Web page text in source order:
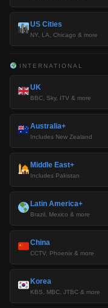
US Cities
NY, LA, Chicago & more
INTERNATIONAL
UK
BBC, Sky, ITV & more
Australia+
Includes New Zealand
Middle East+
Includes Pakistan
Latin America+
Brazil, Mexico & more
China
CCTV, Phoenix & more
Korea
KBS, MBC, JTBC & more